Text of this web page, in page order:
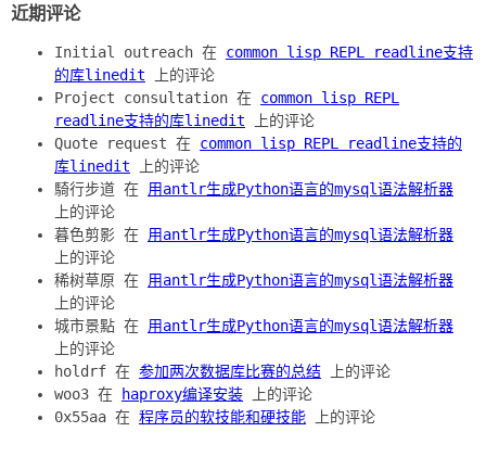
近期评论
Initial outreach 在 common lisp REPL readline支持
的库linedit 上的评论
Project consultation 在 common lisp REPL
readline支持的库linedit 上的评论
Quote request 在 common lisp REPL readline支持的
库linedit 上的评论
騎行步道 在 用antlr生成Python语言的mysql语法解析器
上的评论
暮色剪影 在 用antlr生成Python语言的mysql语法解析器
上的评论
稀树草原 在 用antlr生成Python语言的mysql语法解析器
上的评论
城市景點 在 用antlr生成Python语言的mysql语法解析器
上的评论
holdrf 在 参加两次数据库比赛的总结 上的评论
woo3 在
haproxy编译安装 上的评论
0x55aa 在 程序员的软技能和硬技能 上的评论